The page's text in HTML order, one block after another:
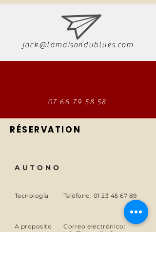
jack@lamaisondublues.com
07 66 79 58 58
RÉSERVATION
AUTONO
Tecnología Teléfono: 01 23 45 67 89
A proposito
Correo electrónico:
info@monsite.fr